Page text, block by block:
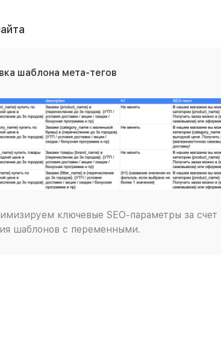
шаблона мета-тегов
ключевые SEO-параметры за счет
шаблонов с переменными.